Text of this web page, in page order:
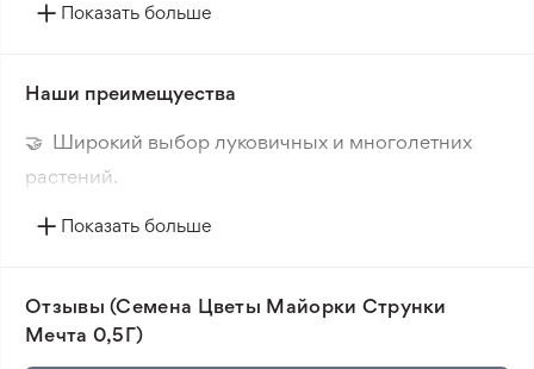
Показать больше
Наши преимещуества
🤝 Широкий выбор луковичных и многолетних
растений.
🔥 Новые сорта. Интересные новинки каждого
товара и реального растения.
🛡️ Защита покупок. Возврат средств за товар,
Показать больше
Отзывы (Семена Цветы Майорки Струнки
Мечта 0,5Г)